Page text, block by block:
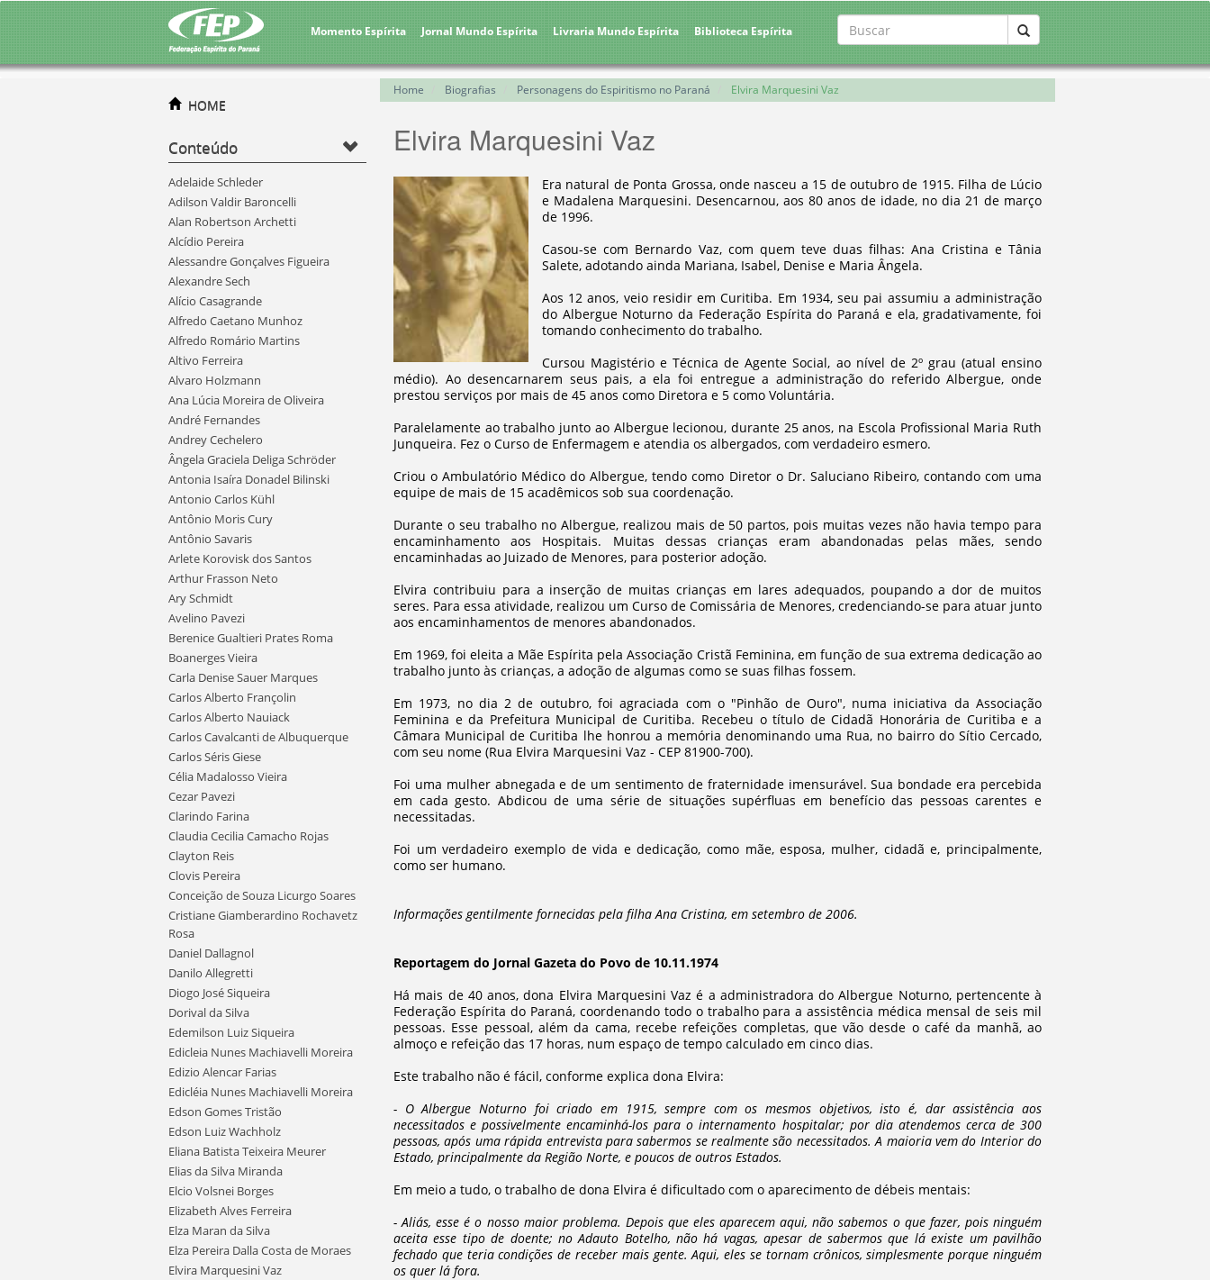
Momento Espírita Jornal Mundo Espírita Livraria Mundo Espírita Biblioteca Espírita
HOME
Conteúdo
Adelaide Schleder
Adilson Valdir Baroncelli
Alan Robertson Archetti
Alcídio Pereira
Alessandre Gonçalves Figueira
Alexandre Sech
Alício Casagrande
Alfredo Caetano Munhoz
Alfredo Romário Martins
Altivo Ferreira
Alvaro Holzmann
Ana Lúcia Moreira de Oliveira
André Fernandes
Andrey Cechelero
Ângela Graciela Deliga Schröder
Antonia Isaíra Donadel Bilinski
Antonio Carlos Kühl
Antônio Moris Cury
Antônio Savaris
Arlete Korovisk dos Santos
Arthur Frasson Neto
Ary Schmidt
Avelino Pavezi
Berenice Gualtieri Prates Roma
Boanerges Vieira
Carla Denise Sauer Marques
Carlos Alberto Françolin
Carlos Alberto Nauiack
Carlos Cavalcanti de Albuquerque
Carlos Séris Giese
Célia Madalosso Vieira
Cezar Pavezi
Clarindo Farina
Claudia Cecilia Camacho Rojas
Clayton Reis
Clovis Pereira
Conceição de Souza Licurgo Soares
Cristiane Giamberardino Rochavetz
Rosa
Daniel Dallagnol
Danilo Allegretti
Diogo José Siqueira
Dorival da Silva
Edemilson Luiz Siqueira
Edicleia Nunes Machiavelli Moreira
Edizio Alencar Farias
Edicléia Nunes Machiavelli Moreira
Edson Gomes Tristão
Edson Luiz Wachholz
Eliana Batista Teixeira Meurer
Elias da Silva Miranda
Elcio Volsnei Borges
Elizabeth Alves Ferreira
Elza Maran da Silva
Elza Pereira Dalla Costa de Moraes
Elvira Marquesini Vaz
Home Biografias Personagens do Espiritismo no Paraná Elvira Marquesini Vaz
Elvira Marquesini Vaz
Era natural de Ponta Grossa, onde nasceu a 15 de outubro de 1915. Filha de Lúcio
e Madalena Marquesini. Desencarnou, aos 80 anos de idade, no dia 21 de março
de 1996.
Casou-se com Bernardo Vaz, com quem teve duas filhas: Ana Cristina e Tânia
Salete, adotando ainda Mariana, Isabel, Denise e Maria Ângela.
Aos 12 anos, veio residir em Curitiba. Em 1934, seu pai assumiu a administração
do Albergue Noturno da Federação Espírita do Paraná e ela, gradativamente, foi
tomando conhecimento do trabalho.
Cursou Magistério e Técnica de Agente Social, ao nível de 2º grau (atual ensino
médio). Ao desencarnarem seus pais, a ela foi entregue a administração do referido Albergue, onde
prestou serviços por mais de 45 anos como Diretora e 5 como Voluntária.
Paralelamente ao trabalho junto ao Albergue lecionou, durante 25 anos, na Escola Profissional Maria Ruth
Junqueira. Fez o Curso de Enfermagem e atendia os albergados, com verdadeiro esmero.
Criou o Ambulatório Médico do Albergue, tendo como Diretor o Dr. Saluciano Ribeiro, contando com uma
equipe de mais de 15 acadêmicos sob sua coordenação.
Durante o seu trabalho no Albergue, realizou mais de 50 partos, pois muitas vezes não havia tempo para
encaminhamento aos Hospitais. Muitas dessas crianças eram abandonadas pelas mães, sendo
encaminhadas ao Juizado de Menores, para posterior adoção.
Elvira contribuiu para a inserção de muitas crianças em lares adequados, poupando a dor de muitos
seres. Para essa atividade, realizou um Curso de Comissária de Menores, credenciando-se para atuar junto
aos encaminhamentos de menores abandonados.
Em 1969, foi eleita a Mãe Espírita pela Associação Cristã Feminina, em função de sua extrema dedicação ao
trabalho junto às crianças, a adoção de algumas como se suas filhas fossem.
Em 1973, no dia 2 de outubro, foi agraciada com o "Pinhão de Ouro", numa iniciativa da Associação
Feminina e da Prefeitura Municipal de Curitiba. Recebeu o título de Cidadã Honorária de Curitiba e a
Câmara Municipal de Curitiba lhe honrou a memória denominando uma Rua, no bairro do Sítio Cercado,
com seu nome (Rua Elvira Marquesini Vaz - CEP 81900-700).
Foi uma mulher abnegada e de um sentimento de fraternidade imensurável. Sua bondade era percebida
em cada gesto. Abdicou de uma série de situações supérfluas em benefício das pessoas carentes e
necessitadas.
Foi um verdadeiro exemplo de vida e dedicação, como mãe, esposa, mulher, cidadã e, principalmente,
como ser humano.
Informações gentilmente fornecidas pela filha Ana Cristina, em setembro de 2006.
Reportagem do Jornal Gazeta do Povo de 10.11.1974
Há mais de 40 anos, dona Elvira Marquesini Vaz é a administradora do Albergue Noturno, pertencente à
Federação Espírita do Paraná, coordenando todo o trabalho para a assistência médica mensal de seis mil
pessoas. Esse pessoal, além da cama, recebe refeições completas, que vão desde o café da manhã, ao
almoço e refeição das 17 horas, num espaço de tempo calculado em cinco dias.
Este trabalho não é fácil, conforme explica dona Elvira:
- O Albergue Noturno foi criado em 1915, sempre com os mesmos objetivos, isto é, dar assistência aos
necessitados e possivelmente encaminhá-los para o internamento hospitalar; por dia atendemos cerca de 300
pessoas, após uma rápida entrevista para sabermos se realmente são necessitados. A maioria vem do Interior do
Estado, principalmente da Região Norte, e poucos de outros Estados.
Em meio a tudo, o trabalho de dona Elvira é dificultado com o aparecimento de débeis mentais:
- Aliás, esse é o nosso maior problema. Depois que eles aparecem aqui, não sabemos o que fazer, pois ninguém
aceita esse tipo de doente; no Adauto Botelho, não há vagas, apesar de sabermos que lá existe um pavilhão
fechado que teria condições de receber mais gente. Aqui, eles se tornam crônicos, simplesmente porque ninguém
os quer lá fora.